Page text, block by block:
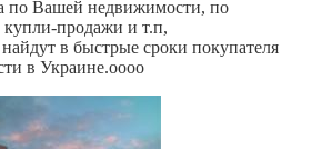
по Вашей недвижимости, по
продажи и т.п,
найдут в быстрые сроки покупателя
в Украине.оооо